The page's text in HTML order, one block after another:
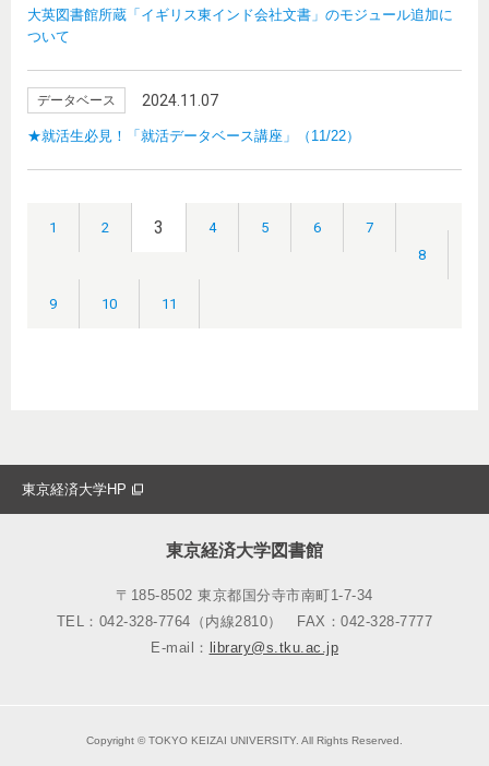
大英図書館所蔵「イギリス東インド会社文書」のモジュール追加に
ついて
データベース 2024.11.07
★就活生必見！「就活データベース講座」（11/22）
1 2 3 4 5 6
7
8
9 10 11
東京経済大学HP
東京経済大学図書館
〒185-8502 東京都国分寺市南町1-7-34
TEL：042-328-7764（内線2810）
FAX：042-328-7777
E-mail：
library@s.tku.ac.jp
Copyright © TOKYO KEIZAI UNIVERSITY. All Rights Reserved.